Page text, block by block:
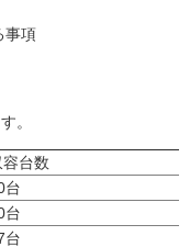
事項
。
容台数
台
台
台